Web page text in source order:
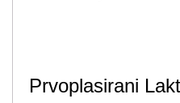
Prvoplasirani